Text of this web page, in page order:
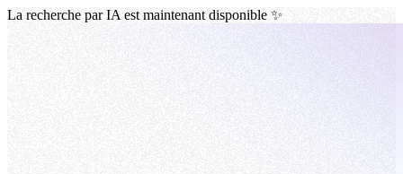
La recherche par IA est maintenant disponible ✨